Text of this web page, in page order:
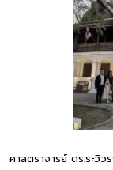
ศาสตราจารย์ ดร.ระ